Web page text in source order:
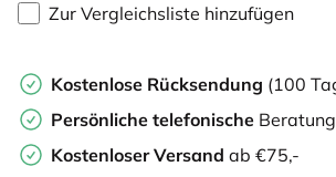
Zur Vergleichsliste hinzufügen
Kostenlose Rücksendung (100
Persönliche telefonische Beratung
Kostenloser Versand ab €75,-